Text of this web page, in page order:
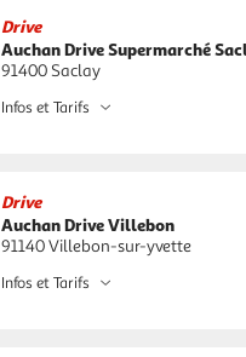
Drive
Auchan Drive Supermarché
91400 Saclay
Infos et Tarifs
Drive
Auchan Drive Villebon
91140 Villebon-sur-yvette
Infos et Tarifs